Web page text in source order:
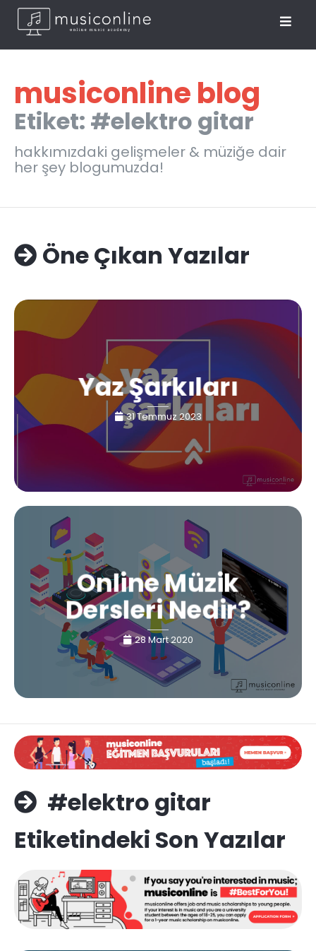
musiconline blog
Etiket: #elektro gitar
hakkımızdaki gelişmeler & müziğe dair
her şey blogumuzda!
Öne Çıkan Yazılar
Yaz Şarkıları
31 Temmuz 2023
Online Müzik
Dersleri Nedir?
28 Mart 2020
#elektro gitar
Etiketindeki Son Yazılar